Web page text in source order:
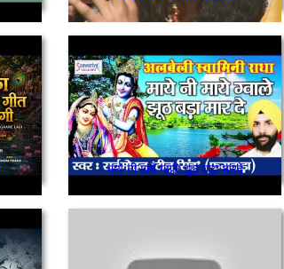
माये नी माये ग्वाले झूठ बड़ा मारदे